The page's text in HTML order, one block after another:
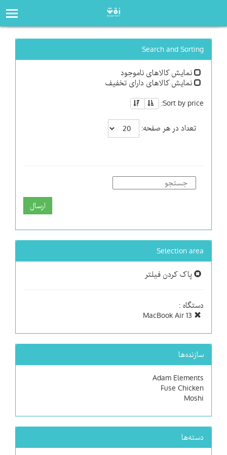
Search and Sorting
نمایش کالاهای ناموجود
نمایش کالاهای دارای تخفیف
Sort by price:
تعداد در هر صفحه:
ارسال
Selection area
پاک کردن فیلتر
دستگاه :
سازنده‌ها
Adam Elements
Fuse Chicken
Moshi
دسته‌ها